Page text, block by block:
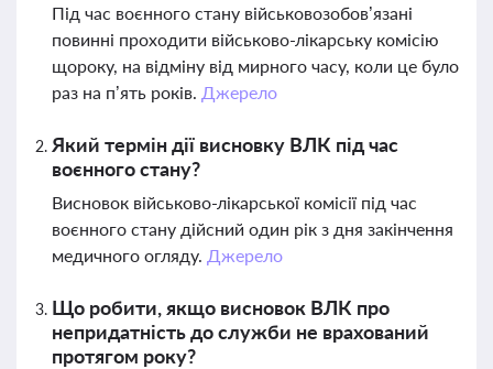
Під час воєнного стану військовозобов’язані
повинні проходити військово-лікарську комісію
щороку, на відміну від мирного часу, коли це було
раз на п’ять років. Джерело
Який термін дії висновку ВЛК під час
воєнного стану?
Висновок військово-лікарської комісії під час
воєнного стану дійсний один рік з дня закінчення
медичного огляду. Джерело
Що робити, якщо висновок ВЛК про
непридатність до служби не врахований
протягом року?